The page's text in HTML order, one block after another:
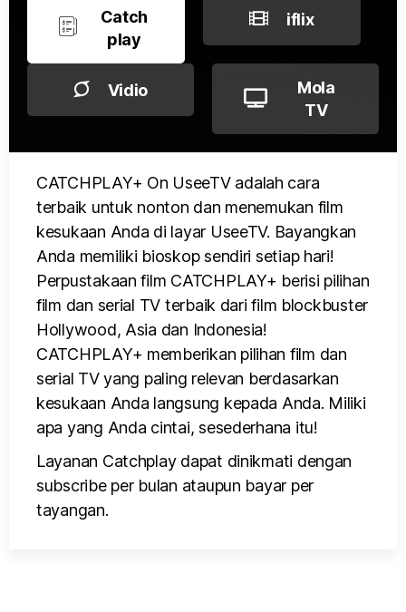
Catch
play
iflix
Vidio
Mola
TV
CATCHPLAY+ On UseeTV adalah cara
terbaik untuk nonton dan menemukan film
kesukaan Anda di layar UseeTV. Bayangkan
Anda memiliki bioskop sendiri setiap hari!
Perpustakaan film CATCHPLAY+ berisi pilihan
film dan serial TV terbaik dari film blockbuster
Hollywood, Asia dan Indonesia!
CATCHPLAY+ memberikan pilihan film dan
serial TV yang paling relevan berdasarkan
kesukaan Anda langsung kepada Anda. Miliki
apa yang Anda cintai, sesederhana itu!
Layanan Catchplay dapat dinikmati dengan
subscribe per bulan ataupun bayar per
tayangan.